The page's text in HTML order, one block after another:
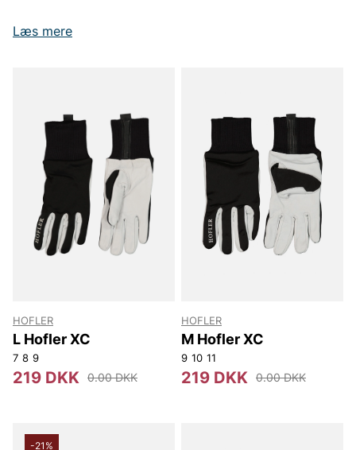
Læs mere
Andre populære mærker:
Björn Borg
Replay
Oscar Jacobson
HOFLER
L Hofler XC
7 8 9
219 DKK 0.00 DKK
HOFLER
M Hofler XC
9 10 11
219 DKK 0.00 DKK
-21%